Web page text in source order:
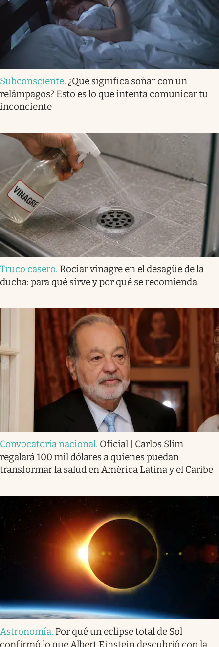
Subconsciente. ¿Qué significa soñar con un
relámpagos? Esto es lo que intenta comunicar tu
inconciente
Truco casero. Rociar vinagre en el desagüe de la
ducha: para qué sirve y por qué se recomienda
Convocatoria nacional. Oficial | Carlos Slim
regalará 100 mil dólares a quienes puedan
transformar la salud en América Latina y el Caribe
Astronomía. Por qué un eclipse total de Sol
confirmó lo que Albert Einstein descubrió con la